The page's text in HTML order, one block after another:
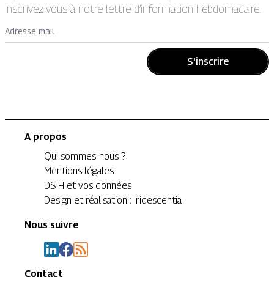
Inscrivez-vous à notre lettre d’information hebdomadaire.
Adresse mail
S'inscrire
A propos
Qui sommes-nous ?
Mentions légales
DSIH et vos données
Design et réalisation : Iridescentia
Nous suivre
Contact